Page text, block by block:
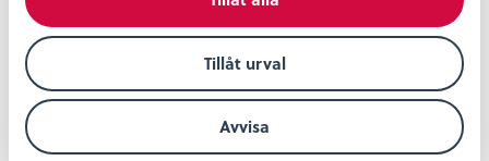
Tillåt urval
Avvisa
Museibutiken
I vår museibutik hittar du noggrant utvalda
produkter med fokus på hållbarhet, tidlös design,
historia och traditioner....
Läs mer